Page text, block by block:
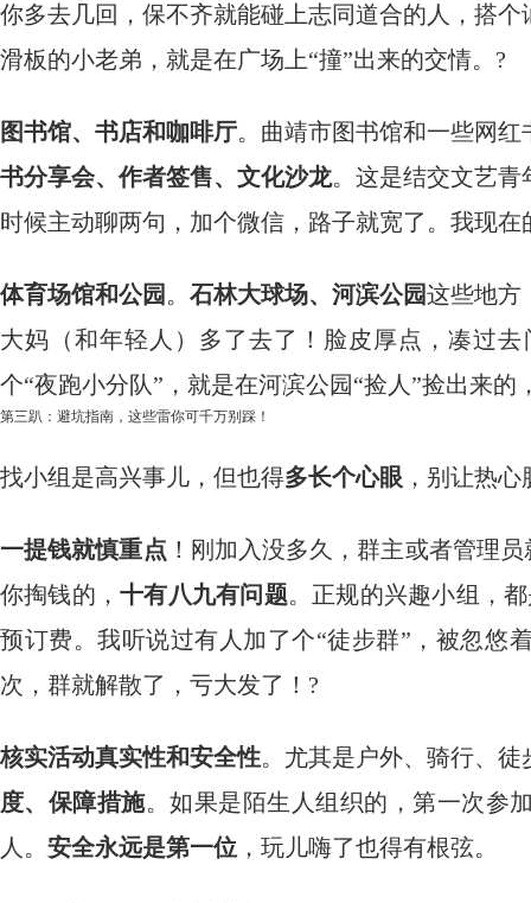
你多去几回，保不齐就能碰上志同道合的人，搭
滑板的小老弟，就是在广场上“撞”出来的交情。?
图书馆、书店和咖啡厅。曲靖市图书馆和一些网
书分享会、作者签售、文化沙龙。这是结交文艺青
时候主动聊两句，加个微信，路子就宽了。我现
体育场馆和公园 。 石林大球场、河滨公园这些地方
大妈（和年轻人）多了去了！脸皮厚点，凑过
个“夜跑小分队”，就是在河滨公园“捡人”捡出来
第三趴：避坑指南，这些雷你可千万别踩！
找小组是高兴事儿，但也得多长个心眼 ，别让热
一提钱就慎重点 ！刚加入没多久，群主或者管理
你掏钱的，十有八九有问题。正规的兴趣小组，
预订费。我听说过有人加了个“徒步群”，被忽悠
次，群就解散了，亏大发了！?
核实活动真实性和安全性。尤其是户外、骑行、
度、保障措施。如果是陌生人组织的，第一次参
人。 安全永远是第一位 ，玩儿嗨了也得有根弦。